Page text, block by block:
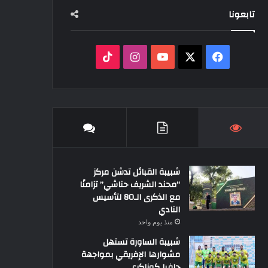
تابعونا
فيسبوك ‫YouTubeانستقرام
شبيبة القبائل تدشن مركز
“محند الشريف حناشي” تزامنًا
مع الذكرى الـ80 لتأسيس
النادي
منذ يوم واحد
شبيبة الساورة تستهل
مشوارها الإفريقي بمواجهة